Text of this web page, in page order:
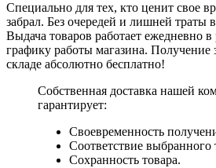
Специально для тех, кто ценит свое
забрал. Без очередей и лишней траты
Выдача товаров работает ежедневно в
графику работы магазина. Получение
складе абсолютно бесплатно!
Собственная доставка нашей
гарантирует:
Своевременность
Соответствие выбранного
Сохранность товара.